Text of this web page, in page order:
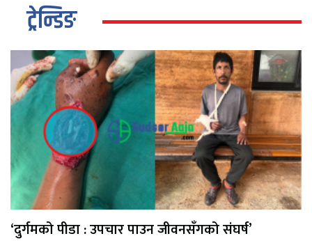
ट्रेन्डिङ
‘दुर्गमको पीडा : उपचार पाउन जीवनसँगको संघर्ष’